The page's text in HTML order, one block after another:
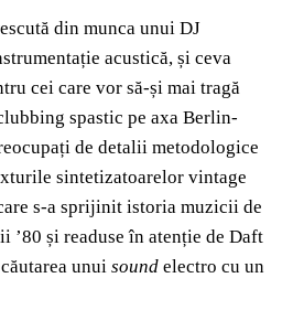
din munca unui DJ
acustică, și ceva
cei care vor să-și mai tragă
spastic pe axa Berlin-
de detalii metodologice
sintetizatoarelor vintage
s-a sprijinit istoria muzicii de
’80 și readuse în atenție de Daft
unui sound electro cu un